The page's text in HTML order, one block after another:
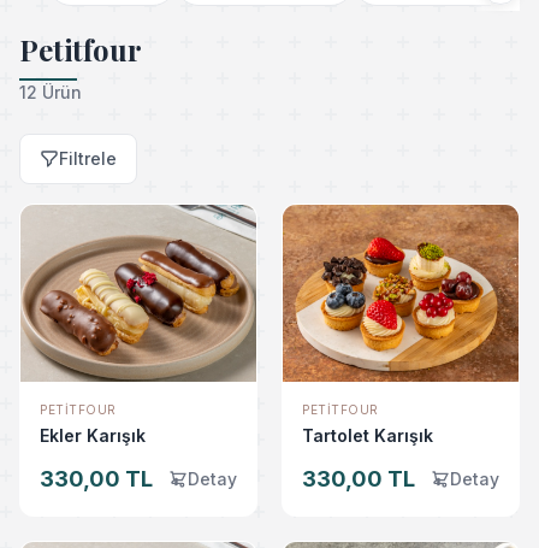
Petitfour
12 Ürün
Filtrele
PETITFOUR
Ekler Karışık
330,00 TL Detay
PETITFOUR
Tartolet Karışık
330,00 TL Detay